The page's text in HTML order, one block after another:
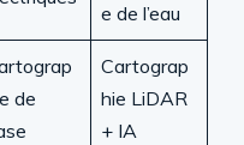
e de l’eau
de
Cartograp
hie LiDAR
+ IA